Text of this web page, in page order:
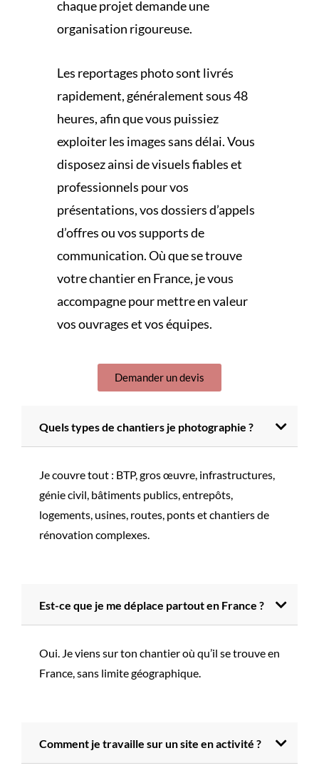
chaque projet demande une
organisation rigoureuse.
Les reportages photo sont livrés
rapidement, généralement sous 48
heures, afin que vous puissiez
exploiter les images sans délai. Vous
disposez ainsi de visuels fiables et
professionnels pour vos
présentations, vos dossiers d’appels
d’offres ou vos supports de
communication. Où que se trouve
votre chantier en France, je vous
accompagne pour mettre en valeur
vos ouvrages et vos équipes.
Demander un devis
Quels types de chantiers je photographie ?
Je couvre tout : BTP, gros œuvre, infrastructures,
génie civil, bâtiments publics, entrepôts,
logements, usines, routes, ponts et chantiers de
rénovation complexes.
Est-ce que je me déplace partout en France ?
Oui. Je viens sur ton chantier où qu’il se trouve en
France, sans limite géographique.
Comment je travaille sur un site en activité ?